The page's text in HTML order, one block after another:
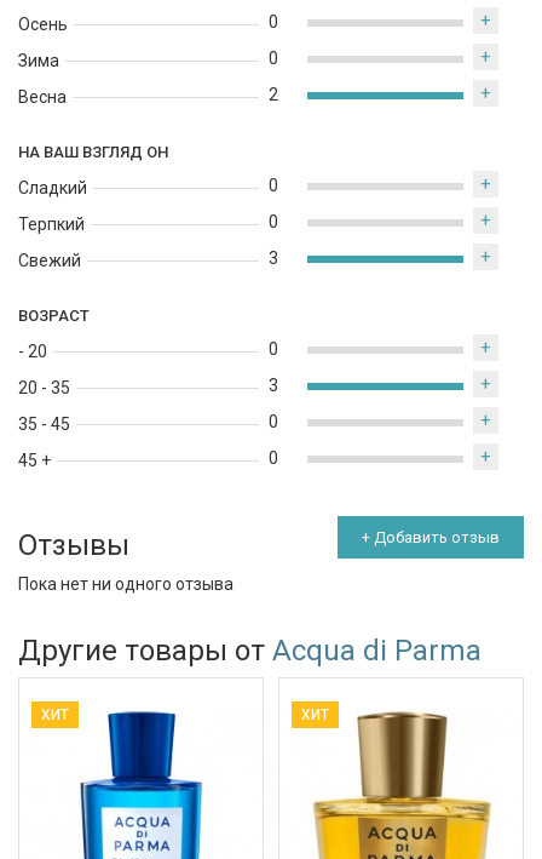
Осень
Зима
Весна
0 +
0 +
2 +
НА ВАШ ВЗГЛЯД ОН
Сладкий
Терпкий
Свежий
0 +
0 +
3 +
ВОЗРАСТ
- 20
20 - 35
35 - 45
45 +
0 +
3 +
0 +
0 +
Отзывы + Добавить отзыв
Пока нет ни одного отзыва
Другие товары от Acqua di Parma
ХИТ ХИТ